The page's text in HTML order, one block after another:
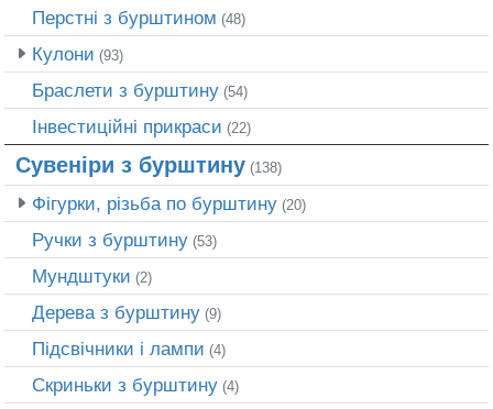
Перстні з бурштином (48)
Кулони (93)
Браслети з бурштину (54)
Інвестиційні прикраси (22)
Сувеніри з бурштину (138)
Фігурки, різьба по бурштину (20)
Ручки з бурштину (53)
Мундштуки (2)
Дерева з бурштину (9)
Підсвічники і лампи (4)
Скриньки з бурштину (4)